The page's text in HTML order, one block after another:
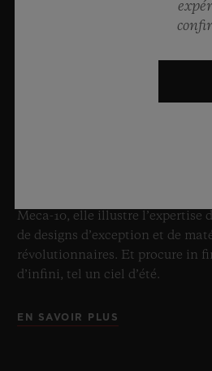
BIG BANG
8 juillet 2026, Nyon, Suisse –
incontesté du saphir, Hublot
Sapphire Sky Blue. Réalisée en
Meca-10, elle illustre l’expertise
de designs d’exception et de
révolutionnaires. Et procure in
d’infini, tel un ciel d’été.
EN SAVOIR PLUS